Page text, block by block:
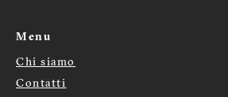
Menu
Menù
Chi siamo
Contatti